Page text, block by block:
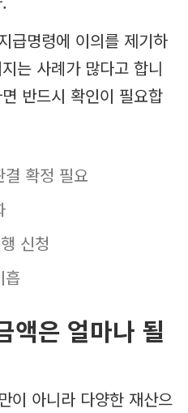
급명령에 이의를 제기하
는 사례가 많다고 합니
반드시 확인이 필요합
확정 필요
신청
흡
액은 얼마나 될
이 아니라 다양한 재산으